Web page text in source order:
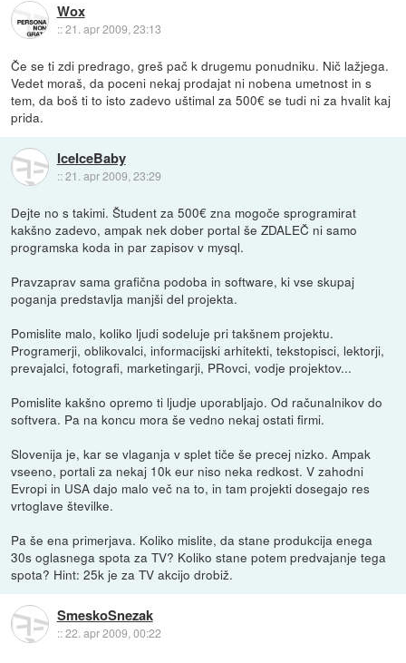
Wox
::21. apr 2009, 23:13
Če se ti zdi predrago, greš pač k drugemu ponudniku. Nič lažjega.
Vedet moraš, da poceni nekaj prodajat ni nobena umetnost in s
tem, da boš ti to isto zadevo uštimal za 500€ se tudi ni za hvalit kaj
prida.
IceIceBaby
::21. apr 2009, 23:29
Dejte no s takimi. Študent za 500€ zna mogoče sprogramirat
kakšno zadevo, ampak nek dober portal še ZDALEČ ni samo
programska koda in par zapisov v mysql.
Pravzaprav sama grafična podoba in software, ki vse skupaj
poganja predstavlja manjši del projekta.
Pomislite malo, koliko ljudi sodeluje pri takšnem projektu.
Programerji, oblikovalci, informacijski arhitekti, tekstopisci, lektorji,
prevajalci, fotografi, marketingarji, PRovci, vodje projektov...
Pomislite kakšno opremo ti ljudje uporabljajo. Od računalnikov do
softvera. Pa na koncu mora še vedno nekaj ostati firmi.
Slovenija je, kar se vlaganja v splet tiče še precej nizko. Ampak
vseeno, portali za nekaj 10k eur niso neka redkost. V zahodni
Evropi in USA dajo malo več na to, in tam projekti dosegajo res
vrtoglave številke.
Pa še ena primerjava. Koliko mislite, da stane produkcija enega
30s oglasnega spota za TV? Koliko stane potem predvajanje tega
spota? Hint: 25k je za TV akcijo drobiž.
SmeskoSnezak
::22. apr 2009, 00:22